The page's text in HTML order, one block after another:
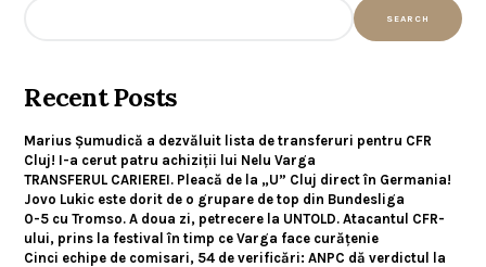
SEARCH
Recent Posts
Marius Șumudică a dezvăluit lista de transferuri pentru CFR
Cluj! I-a cerut patru achiziții lui Nelu Varga
TRANSFERUL CARIEREI. Pleacă de la „U” Cluj direct în Germania!
Jovo Lukic este dorit de o grupare de top din Bundesliga
0-5 cu Tromso. A doua zi, petrecere la UNTOLD. Atacantul CFR-
ului, prins la festival în timp ce Varga face curățenie
Cinci echipe de comisari, 54 de verificări: ANPC dă verdictul la